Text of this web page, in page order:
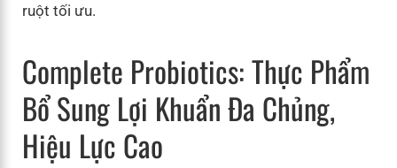
ruột tối ưu.
Complete Probiotics: Thực Phẩm
Bổ Sung Lợi Khuẩn Đa Chủng,
Hiệu Lực Cao